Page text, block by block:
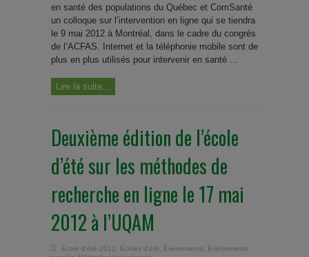
en santé des populations du Québec et ComSanté
un colloque sur l’intervention en ligne qui se tiendra
le 9 mai 2012 à Montréal, dans le cadre du congrès
de l’ACFAS. Internet et la téléphonie mobile sont de
plus en plus utilisés pour intervenir en santé ...
Lire la suite...
Deuxième édition de l’école
d’été sur les méthodes de
recherche en ligne le 17 mai
2012 à l’UQAM
École d'été 2012 Écoles d'été Événements
Évènements